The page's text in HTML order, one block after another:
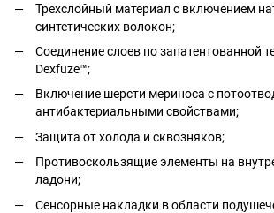
Трехслойный материал с включением
синтетических волокон;
Соединение слоев по запатентованной
Dexfuze™;
Включение шерсти мериноса с
антибактериальными свойствами;
Защита от холода и сквозняков;
Противоскользящие элементы на
ладони;
Сенсорные накладки в области